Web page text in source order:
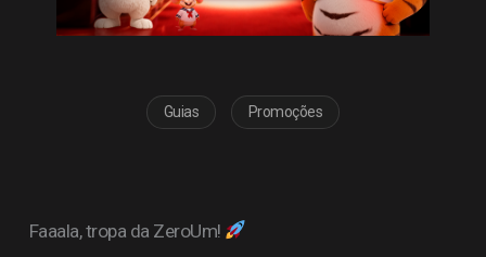
Guias Promoções
Faaala, tropa da ZeroUm!